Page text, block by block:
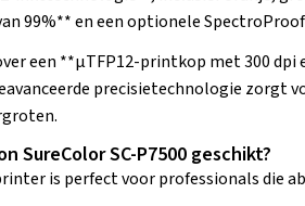
99%** en een optionele
een **μTFP12-printkop met 300
precisietechnologie zorgt
SureColor SC-P7500 geschikt?
is perfect voor professionals die